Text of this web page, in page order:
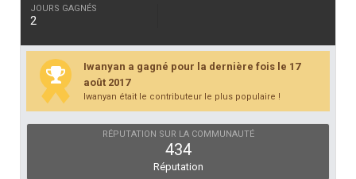
JOURS GAGNÉS
2
Iwanyan a gagné pour la dernière fois le 17
août 2017
Iwanyan était le contributeur le plus populaire !
RÉPUTATION SUR LA COMMUNAUTÉ
434
Réputation